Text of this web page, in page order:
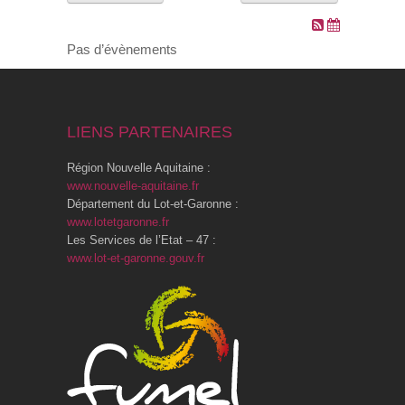
SOCIAL
SPORTS ET LOISIRS
CULTURE ET PATRIMOINE
RENDEZ-VOUS EN LIGNE
Pas d’évènements
LIENS PARTENAIRES
Région Nouvelle Aquitaine :
www.nouvelle-aquitaine.fr
Département du Lot-et-Garonne :
www.lotetgaronne.fr
Les Services de l’Etat – 47 :
www.lot-et-garonne.gouv.fr